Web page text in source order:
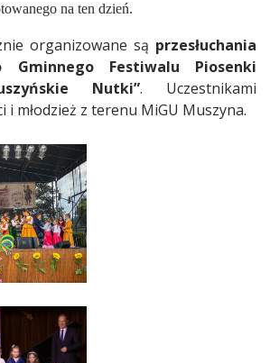
na ten dzień.
organizowane są przesłuchania
Gminnego Festiwalu Piosenki
Nutki”. Uczestnikami
i młodzież z terenu MiGU Muszyna.